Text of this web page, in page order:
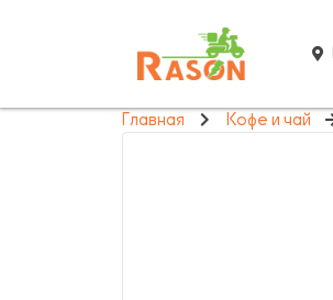
Главная Кофе и чай